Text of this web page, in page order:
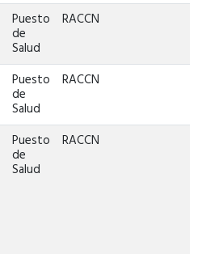
Puesto
de
Salud
RACCN
Puesto
de
Salud
RACCN
Puesto
de
Salud
RACCN